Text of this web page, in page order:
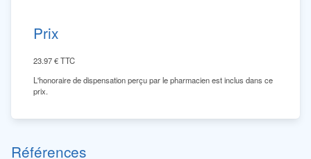
Prix
23.97€ TTC
L'honoraire de dispensation perçu par le pharmacien est inclus dans ce
prix.
Références